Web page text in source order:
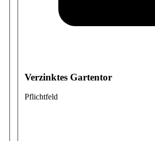
Verzinktes Gartentor
Pflichtfeld